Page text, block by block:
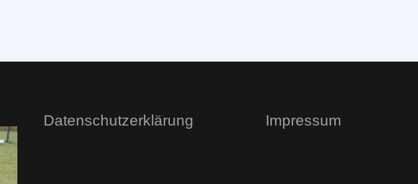
Datenschutzerklärung Impressum